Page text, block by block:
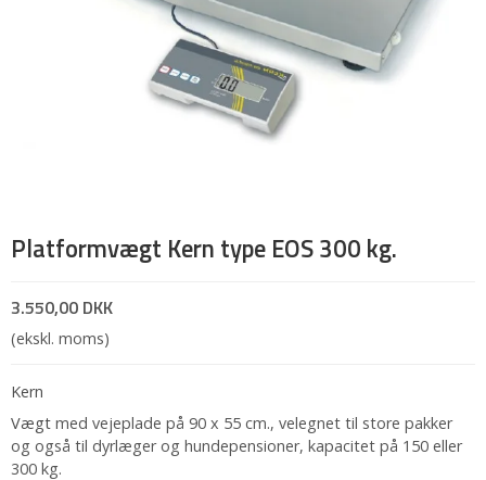
Platformvægt Kern type EOS 300 kg.
3.550,00 DKK
(ekskl. moms)
Kern
Vægt med vejeplade på 90 x 55 cm., velegnet til store pakker
og også til dyrlæger og hundepensioner, kapacitet på 150 eller
300 kg.